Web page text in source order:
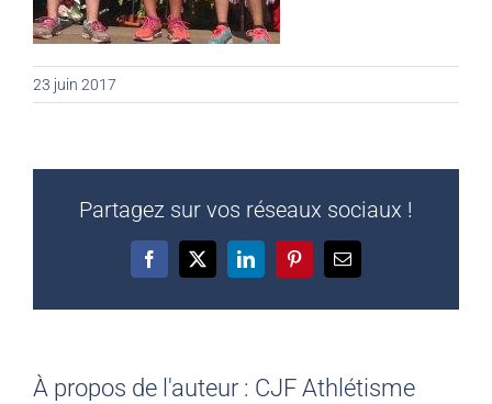
23 juin 2017
Partagez sur vos réseaux sociaux !
Facebook
X LinkedInPinterestEmail
À propos de l'auteur : CJF Athlétisme